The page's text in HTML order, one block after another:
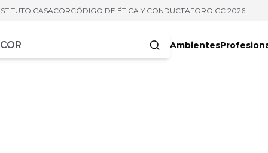
CASACORCÓDIGO DE ÉTICA Y CONDUCTAFORO CC 2026
Ambientes